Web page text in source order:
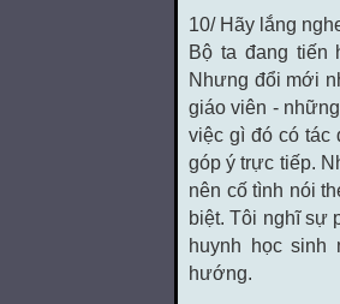
10/ Hãy lắng
Bộ ta đang tiến
Nhưng đổi mới
giáo viên -
việc gì đó có tác
góp ý trực tiếp.
nên cố tình nói
biệt. Tôi nghĩ sự
huynh học
hướng.